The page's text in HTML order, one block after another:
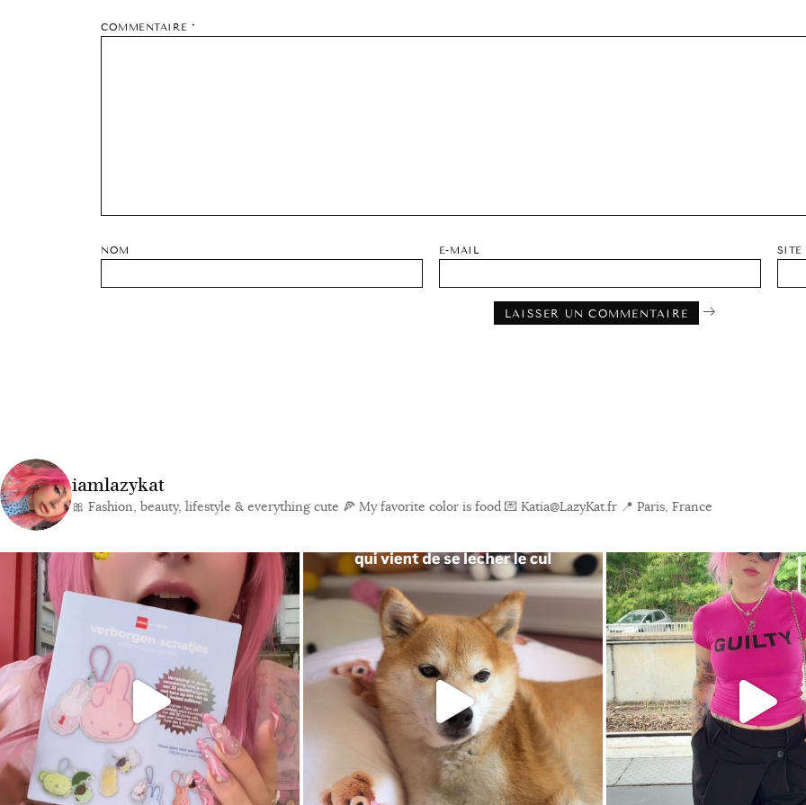
COMMENTAIRE *
NOM E-MAIL SITE
iamlazykat
🎀 Fashion, beauty, lifestyle & everything cute 🍕 My favorite color is food 💌 Katia@LazyKat.fr 📍 Paris, France